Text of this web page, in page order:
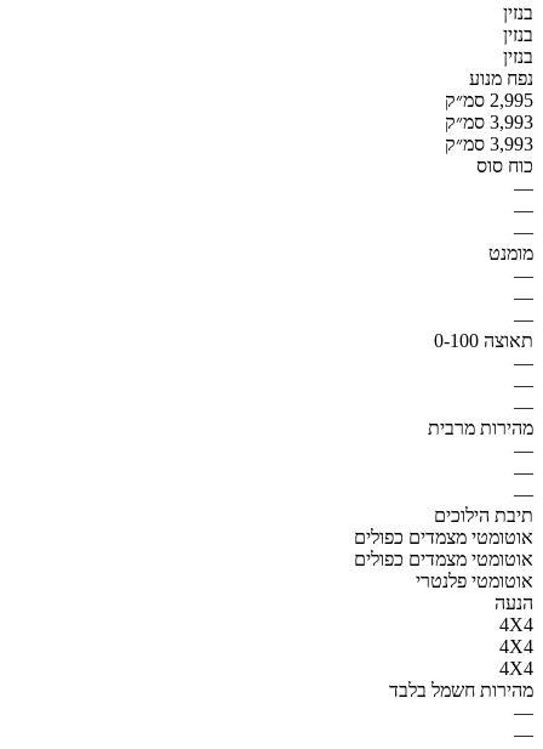
בנזין
בנזין
בנזין
נפח מנוע
2,995 סמ״ק
3,993 סמ״ק
3,993 סמ״ק
כוח סוס
—
—
—
מומנט
—
—
—
תאוצה 0-100
—
—
—
מהירות מרבית
—
—
—
תיבת הילוכים
אוטומטי מצמדים כפולים
אוטומטי מצמדים כפולים
אוטומטי פלנטרי
הנעה
4X4
4X4
4X4
מהירות חשמל בלבד
—
—